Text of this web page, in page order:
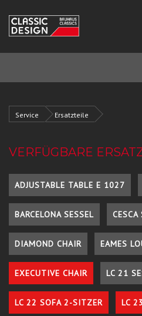
Service Ersatzteile
VERFÜGBARE
ADJUSTABLE TABLE E 1027
BARCELONA SESSEL
DIAMOND CHAIR EAMES
EXECUTIVE CHAIR LC 21
LC 22 SOFA 2-SITZER LC